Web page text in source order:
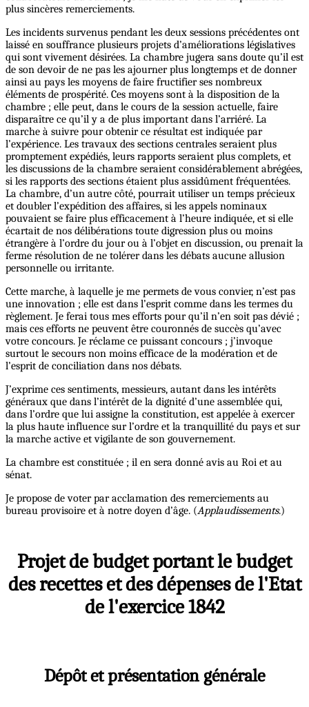
plus sincères remerciements.
Les incidents survenus pendant les deux sessions précédentes ont
laissé en souffrance plusieurs projets d’améliorations législatives
qui sont vivement désirées. La chambre jugera sans doute qu’il est
de son devoir de ne pas les ajourner plus longtemps et de donner
ainsi au pays les moyens de faire fructifier ses nombreux
éléments de prospérité. Ces moyens sont à la disposition de la
chambre ; elle peut, dans le cours de la session actuelle, faire
disparaître ce qu’il y a de plus important dans l’arriéré. La
marche à suivre pour obtenir ce résultat est indiquée par
l’expérience. Les travaux des sections centrales seraient plus
promptement expédiés, leurs rapports seraient plus complets, et
les discussions de la chambre seraient considérablement abrégées,
si les rapports des sections étaient plus assidûment fréquentées.
La chambre, d’un autre côté, pourrait utiliser un temps précieux
et doubler l’expédition des affaires, si les appels nominaux
pouvaient se faire plus efficacement à l’heure indiquée, et si elle
écartait de nos délibérations toute digression plus ou moins
étrangère à l’ordre du jour ou à l’objet en discussion, ou prenait la
ferme résolution de ne tolérer dans les débats aucune allusion
personnelle ou irritante.
Cette marche, à laquelle je me permets de vous convier, n’est pas
une innovation ; elle est dans l’esprit comme dans les termes du
règlement. Je ferai tous mes efforts pour qu’il n’en soit pas dévié ;
mais ces efforts ne peuvent être couronnés de succès qu’avec
votre concours. Je réclame ce puissant concours ; j’invoque
surtout le secours non moins efficace de la modération et de
l’esprit de conciliation dans nos débats.
J’exprime ces sentiments, messieurs, autant dans les intérêts
généraux que dans l’intérêt de la dignité d’une assemblée qui,
dans l’ordre que lui assigne la constitution, est appelée à exercer
la plus haute influence sur l’ordre et la tranquillité du pays et sur
la marche active et vigilante de son gouvernement.
La chambre est constituée ; il en sera donné avis au Roi et au
sénat.
Je propose de voter par acclamation des remerciements au
bureau provisoire et à notre doyen d’âge. (Applaudissements.)
Projet de budget portant le budget
des recettes et des dépenses de l'Etat
de l'exercice 1842
Dépôt et présentation générale